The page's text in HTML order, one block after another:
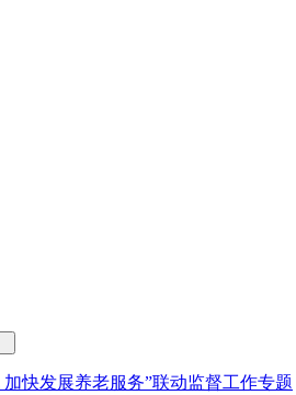
快发展养老服务”联动监督工作专题